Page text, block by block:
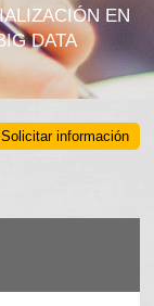
EN
DATA
Solicitar información